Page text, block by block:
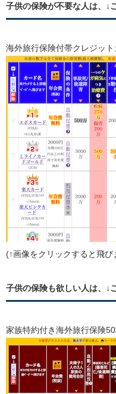
子供の保険が不要な人は、↓
海外旅行保険付帯クレジッ
(↑画像をクリックすると飛び
子供の保険も欲しい人は、↓
家族特約付き海外旅行保険